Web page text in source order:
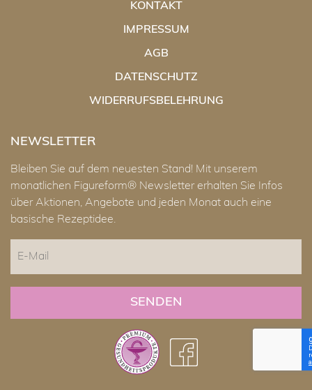
KONTAKT
IMPRESSUM
AGB
DATENSCHUTZ
WIDERRUFSBELEHRUNG
NEWSLETTER
Bleiben Sie auf dem neuesten Stand! Mit unserem
monatlichen Figureform® Newsletter erhalten Sie Infos
über Aktionen, Angebote und jeden Monat auch eine
basische Rezeptidee.
Mail
CAPTCHA